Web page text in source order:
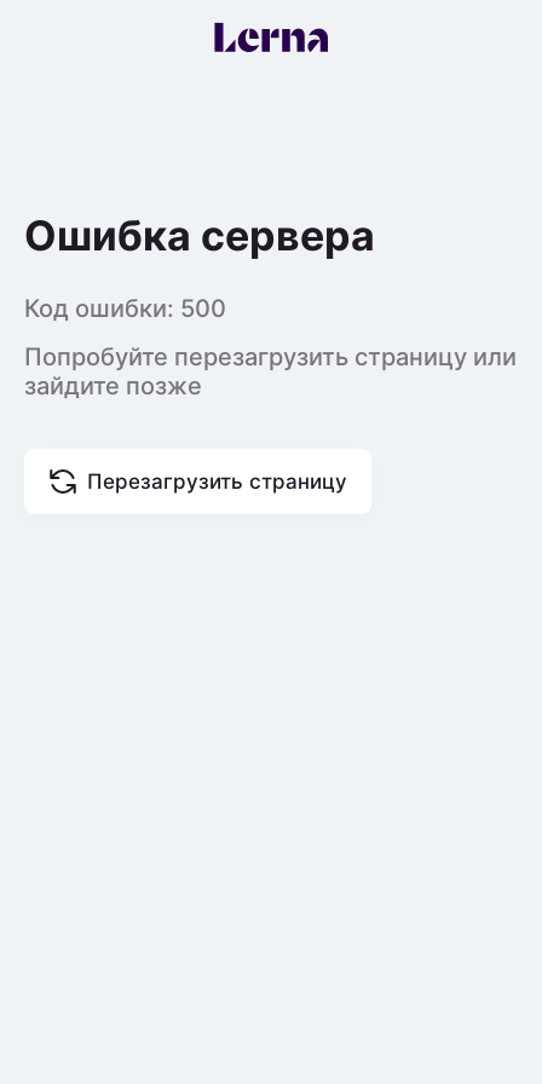
Ошибка сервера
Код ошибки: 500
Попробуйте перезагрузить страницу или
зайдите позже
Перезагрузить страницу